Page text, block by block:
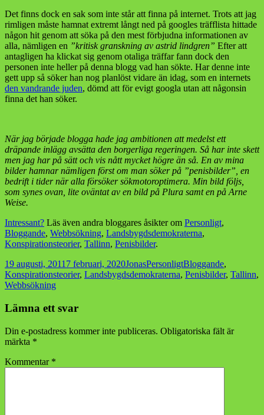
Det finns dock en sak som inte står att finna på internet. Trots att jag
rimligen måste hamnat extremt långt ned på googles träfflista hittade
någon hit genom att söka på den mest förbjudna informationen av
alla, nämligen en ”kritisk granskning av astrid lindgren” Efter att
antagligen ha klickat sig genom otaliga träffar fann dock den
personen inte heller på denna blogg vad han sökte. Har denne inte
gett upp så söker han nog planlöst vidare än idag, som en internets
den vandrande juden, dömd att för evigt googla utan att någonsin
finna det han söker.
När jag började blogga hade jag ambitionen att medelst ett
dräpande inlägg avsätta den borgerliga regeringen. Så har inte skett
men jag har på sätt och vis nått mycket högre än så. En av mina
bilder hamnar nämligen först om man söker på ”penisbilder”, en
bedrift i tider när alla försöker sökmotoroptimera. Min bild följs,
som synes ovan, lite oväntat av en bild på Plura samt en på Arne
Weise.
Intressant? Läs även andra bloggares åsikter om Personligt,
Bloggande, Webbsökning, Landsbygdsdemokraterna,
Konspirationsteorier, Tallinn, Penisbilder.
Postat
19 augusti, 2011 7 februari, 2020Författare
JonasKategorier
PersonligtTaggar
Bloggande,
Konspirationsteorier, Landsbygdsdemokraterna, Penisbilder, Tallinn,
Webbsökning
Lämna ett svar
Din e-postadress kommer inte publiceras. Obligatoriska fält är
märkta *
Kommentar *